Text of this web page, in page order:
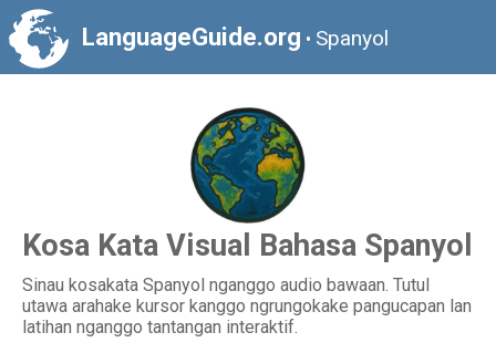
LanguageGuide.org • Spanyol
Kosa Kata Visual Bahasa Spanyol
Sinau kosakata Spanyol nganggo audio bawaan. Tutul
utawa arahake kursor kanggo ngrungokake pangucapan lan
latihan nganggo tantangan interaktif.